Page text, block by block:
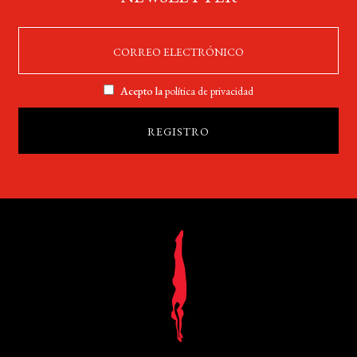
Acepto lapolítica de privacidad